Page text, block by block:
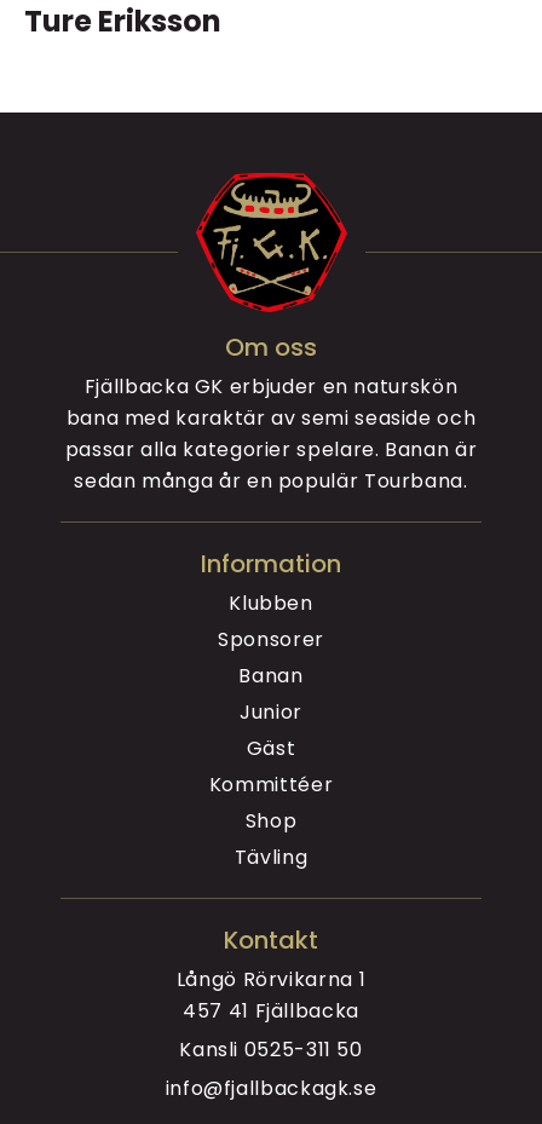
Ture Eriksson
Om oss
Fjällbacka GK erbjuder en naturskön
bana med karaktär av semi seaside och
passar alla kategorier spelare. Banan är
sedan många år en populär Tourbana.
Information
Klubben
Sponsorer
Banan
Junior
Gäst
Kommittéer
Shop
Tävling
Kontakt
Långö Rörvikarna 1
457 41 Fjällbacka
Kansli 0525-311 50
info@fjallbackagk.se